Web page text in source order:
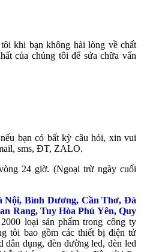
khi bạn không hài lòng về chất
của chúng tôi để sửa chữa vấn
bạn có bất kỳ câu hỏi, xin vui
sms, ĐT, ZALO.
24 giờ. (Ngoại trừ ngày cuối
Nội, Bình Dương, Cần Thơ, Đà
Rang, Tuy Hòa Phú Yên, Quy
loại sản phẩm trong công ty
tôi bao gồm các thiết bị điện tử
dân dụng, đèn đường led, đèn led